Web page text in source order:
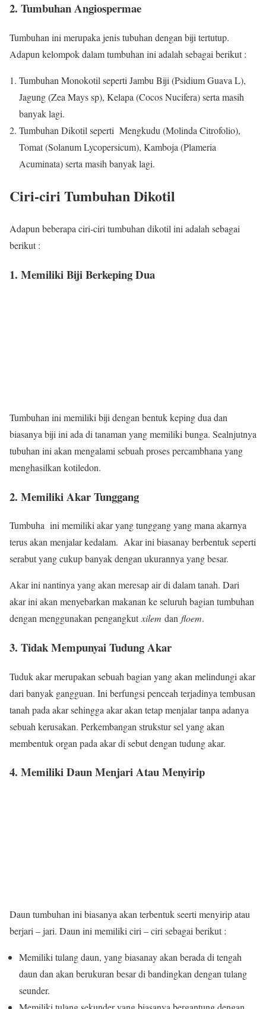
2. Tumbuhan Angiospermae
Tumbuhan ini merupaka jenis tubuhan dengan biji tertutup.
Adapun kelompok dalam tumbuhan ini adalah sebagai berikut :
Tumbuhan Monokotil seperti Jambu Biji (Psidium Guava L),
Jagung (Zea Mays sp), Kelapa (Cocos Nucifera) serta masih
banyak lagi.
Tumbuhan Dikotil seperti Mengkudu (Molinda Citrofolio),
Tomat (Solanum Lycopersicum), Kamboja (Plameria
Acuminata) serta masih banyak lagi.
Ciri-ciri Tumbuhan Dikotil
Adapun beberapa ciri-ciri tumbuhan dikotil ini adalah sebagai
berikut :
1. Memiliki Biji Berkeping Dua
Tumbuhan ini memiliki biji dengan bentuk keping dua dan
biasanya biji ini ada di tanaman yang memiliki bunga. Sealnjutnya
tubuhan ini akan mengalami sebuah proses percambhana yang
menghasilkan kotiledon.
2. Memiliki Akar Tunggang
Tumbuha ini memiliki akar yang tunggang yang mana akarnya
terus akan menjalar kedalam. Akar ini biasanay berbentuk seperti
serabut yang cukup banyak dengan ukurannya yang besar.
Akar ini nantinya yang akan meresap air di dalam tanah. Dari
akar ini akan menyebarkan makanan ke seluruh bagian tumbuhan
dengan menggunakan pengangkutxilem dan floem.
3. Tidak Mempunyai Tudung Akar
Tuduk akar merupakan sebuah bagian yang akan melindungi akar
dari banyak gangguan. Ini berfungsi penceah terjadinya tembusan
tanah pada akar sehingga akar akan tetap menjalar tanpa adanya
sebuah kerusakan. Perkembangan strukstur sel yang akan
membentuk organ pada akar di sebut dengan tudung akar.
4. Memiliki Daun Menjari Atau Menyirip
Daun tumbuhan ini biasanya akan terbentuk seerti menyirip atau
berjari – jari. Daun ini memiliki ciri – ciri sebagai berikut :
Memiliki tulang daun, yang biasanay akan berada di tengah
daun dan akan berukuran besar di bandingkan dengan tulang
seunder.